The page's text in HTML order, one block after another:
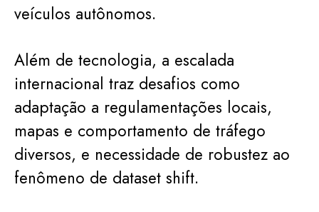
veículos autônomos.
Além de tecnologia, a escalada
internacional traz desafios como
adaptação a regulamentações locais,
mapas e comportamento de tráfego
diversos, e necessidade de robustez ao
fenômeno de dataset shift.